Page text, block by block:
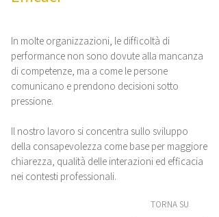
In molte organizzazioni, le difficoltà di
performance non sono dovute alla mancanza
di competenze, ma a come le persone
comunicano e prendono decisioni sotto
pressione.
Il nostro lavoro si concentra sullo sviluppo
della consapevolezza come base per maggiore
chiarezza, qualità delle interazioni ed efficacia
nei contesti professionali.
TORNA SU